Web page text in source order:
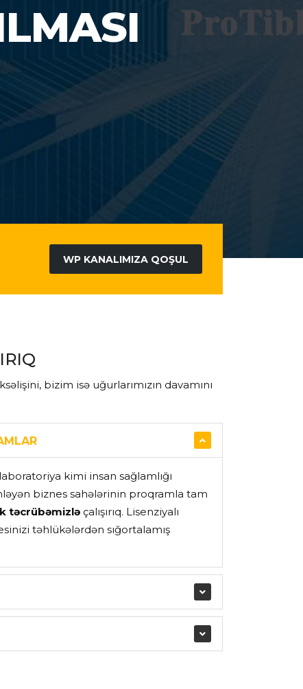
WP KANALIMIZA QOŞUL
bizim isə uğurlarımızın davamını
kimi insan sağlamlığı
biznes sahələrinin proqramla tam
təcrübəmizlə çalışırıq. Lisenziyalı
təhlükələrdən sığortalamış